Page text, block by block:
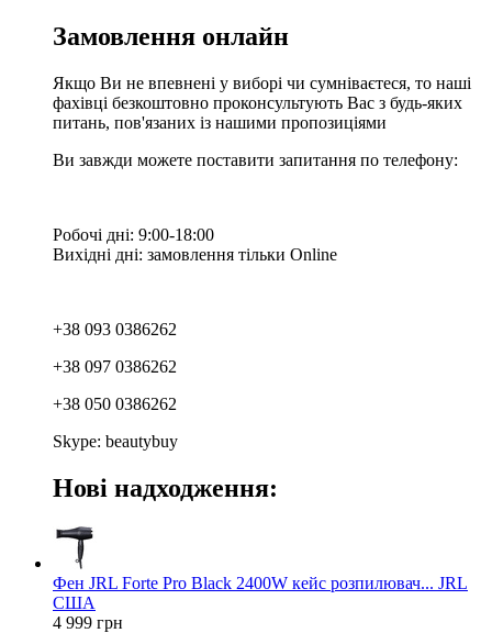
Замовлення онлайн
Якщо Ви не впевнені у виборі чи сумніваєтеся, то наші
фахівці безкоштовно проконсультують Вас з будь-яких
питань, пов'язаних із нашими пропозиціями
Ви завжди можете поставити запитання по телефону:
Робочі дні: 9:00-18:00
Вихідні дні: замовлення тільки Online
+38 093 0386262
+38 097 0386262
+38 050 0386262
Skype: beautybuy
Нові надходження:
Фен JRL Forte Pro Black 2400W кейс розпилювач... JRL
США
4 999 грн